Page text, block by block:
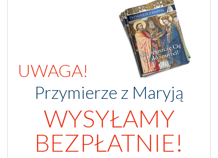
UWAGA!
Przymierze z Maryją
WYSYŁAMY
BEZPŁATNIE!